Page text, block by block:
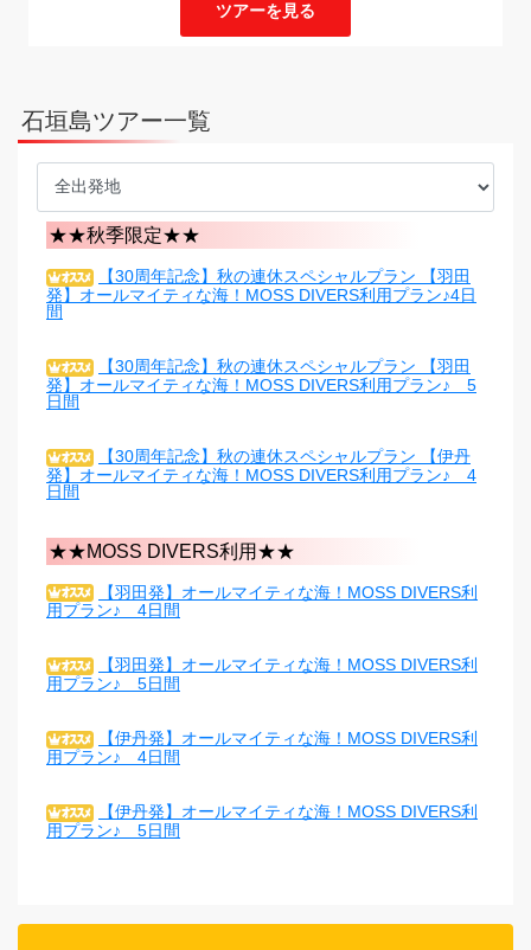
ツアーを見る
石垣島ツアー一覧
★★秋季限定★★
【30周年記念】秋の連休スペシャルプラン 【羽田
発】オールマイティな海！MOSS DIVERS利用プラン♪4日
間
【30周年記念】秋の連休スペシャルプラン 【羽田
発】オールマイティな海！MOSS DIVERS利用プラン♪ 5
日間
【30周年記念】秋の連休スペシャルプラン 【伊丹
発】オールマイティな海！MOSS DIVERS利用プラン♪ 4
日間
★★MOSS DIVERS利用★★
【羽田発】オールマイティな海！MOSS DIVERS利
用プラン♪ 4日間
【羽田発】オールマイティな海！MOSS DIVERS利
用プラン♪ 5日間
【伊丹発】オールマイティな海！MOSS DIVERS利
用プラン♪ 4日間
【伊丹発】オールマイティな海！MOSS DIVERS利
用プラン♪ 5日間